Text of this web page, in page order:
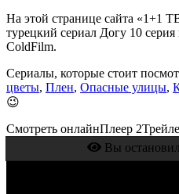
На этой странице сайта «1+1
турецкий сериал Догу 10 серия
ColdFilm.
Сериалы, которые стоит
цветы, Плен, Опасные улицы,
😉
Смотреть онлайнПлеер 2
Вы